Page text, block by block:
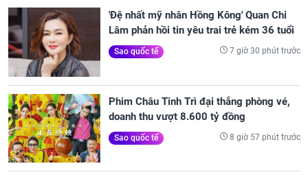
'Đệ nhất mỹ nhân Hồng Kông' Quan Chi
Lâm phản hồi tin yêu trai trẻ kém 36 tuổi
Sao quốc tế 7 giờ 30 phút trước
Phim Châu Tinh Trì đại thắng phòng vé,
doanh thu vượt 8.600 tỷ đồng
Sao quốc tế 8 giờ 57 phút trước